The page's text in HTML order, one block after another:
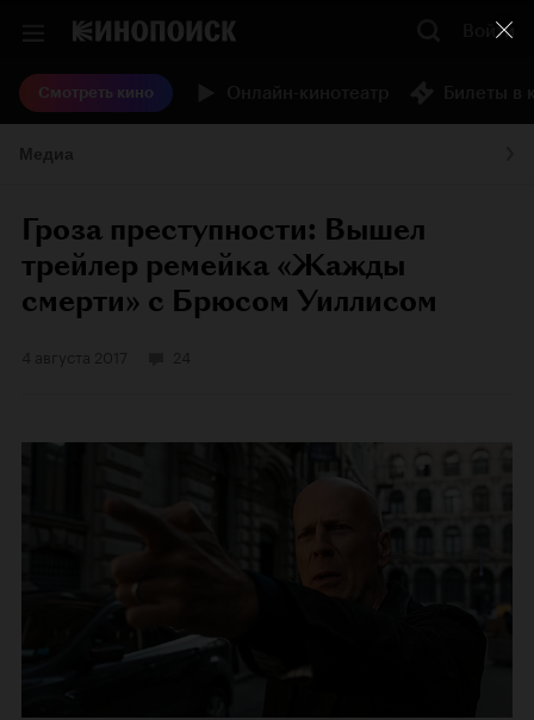
Войти
Смотреть кино
Гроза преступности: Вышел
трейлер ремейка «Жажды
смерти» с Брюсом Уиллисом